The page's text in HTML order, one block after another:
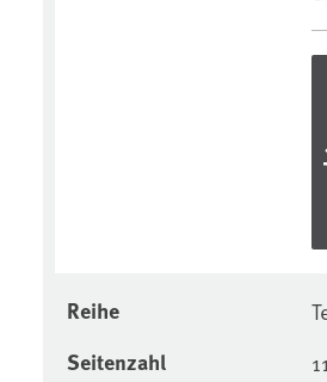
Reihe
Seitenzahl